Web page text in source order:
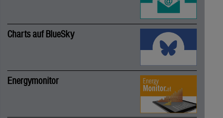
Charts auf BlueSky
Energymonitor